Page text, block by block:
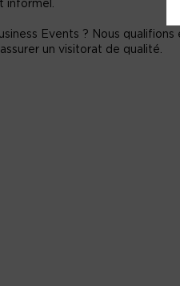
informel.
Events ? Nous
un visitorat de qualité.